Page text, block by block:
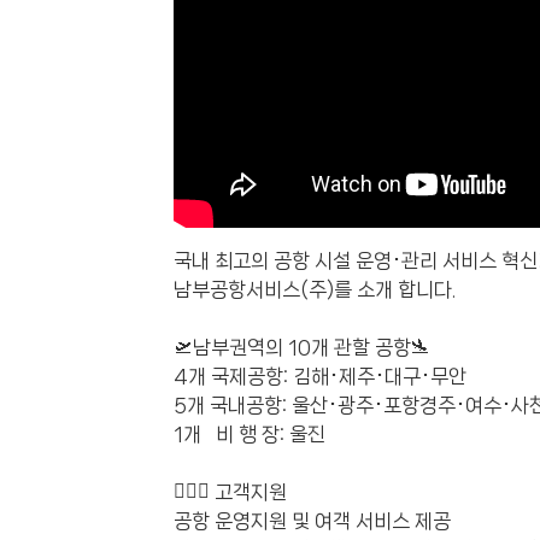
국내 최고의 공항 시설 운영･관리 서비스 혁신
남부공항서비스(주)를 소개 합니다.
🛫남부권역의 10개 관할 공항🛬
4개 국제공항: 김해･제주･대구･무안
5개 국내공항: 울산･광주･포항경주･여수･사
1개 비 행 장: 울진
💁🏻‍♂️ 고객지원
공항 운영지원 및 여객 서비스 제공